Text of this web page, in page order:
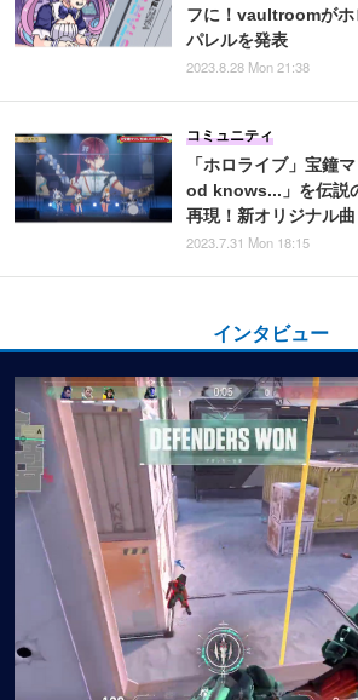
フに！vaultroomがホ
パレルを発表
2023.8.28 Mon 21:38
「ホロライブ」宝鐘
od knows...」を伝説
再現！新オリジナル
コミュニティ
2023.7.31 Mon 18:15
インタビュー